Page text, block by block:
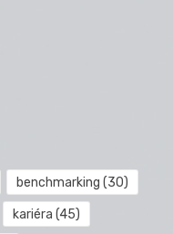
benchmarking (30)
kariéra (45)